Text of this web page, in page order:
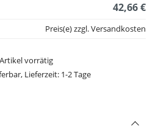
42,66 €
Artikel vorrätig
Lieferzeit: 1-2 Tage
Preis(e) zzgl. Versandkosten